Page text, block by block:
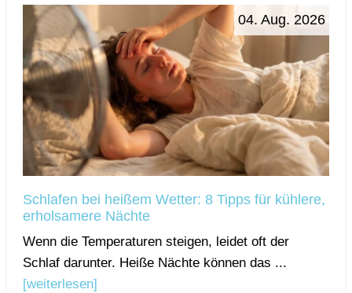
04. Aug. 2026
Schlafen bei heißem Wetter: 8 Tipps für kühlere,
erholsamere Nächte
Wenn die Temperaturen steigen, leidet oft der
Schlaf darunter. Heiße Nächte können das ...
[weiterlesen]